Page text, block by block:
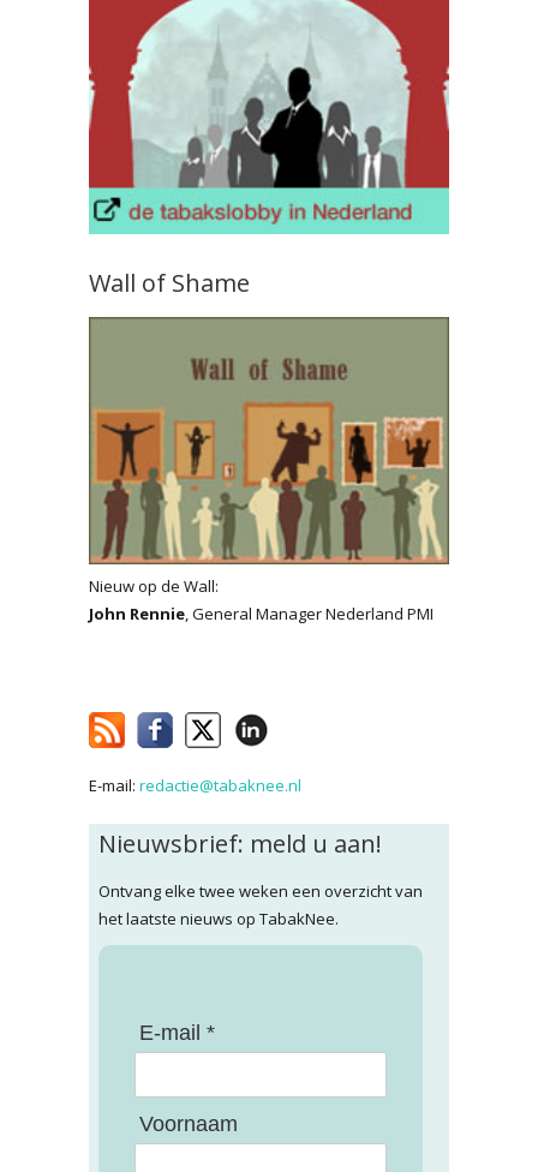
Wall of Shame
Nieuw op de Wall:
John Rennie, General Manager Nederland PMI
E-mail: redactie@tabaknee.nl
Nieuwsbrief: meld u aan!
Ontvang elke twee weken een overzicht van
het laatste nieuws op TabakNee.
E-mail *
Voornaam